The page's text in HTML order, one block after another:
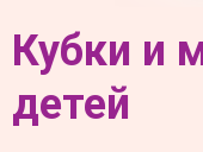
Кубки и
детей